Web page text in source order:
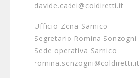
davide.cadei@coldiretti.it
Ufficio Zona Sarnico
Segretario Romina Sonzogni
Sede operativa Sarnico
romina.sonzogni@coldiretti.it